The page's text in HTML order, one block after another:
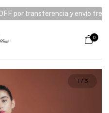
por transferencia y envío free
0
1 / 5